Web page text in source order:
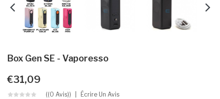
Box Gen SE - Vaporesso
€31,09
((0 Avis)) Écrire Un Avis